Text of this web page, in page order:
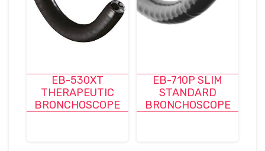
EB-530XT
THERAPEUTIC
BRONCHOSCOPE
EB-710P SLIM
STANDARD
BRONCHOSCOPE